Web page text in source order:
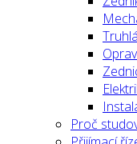
Proč